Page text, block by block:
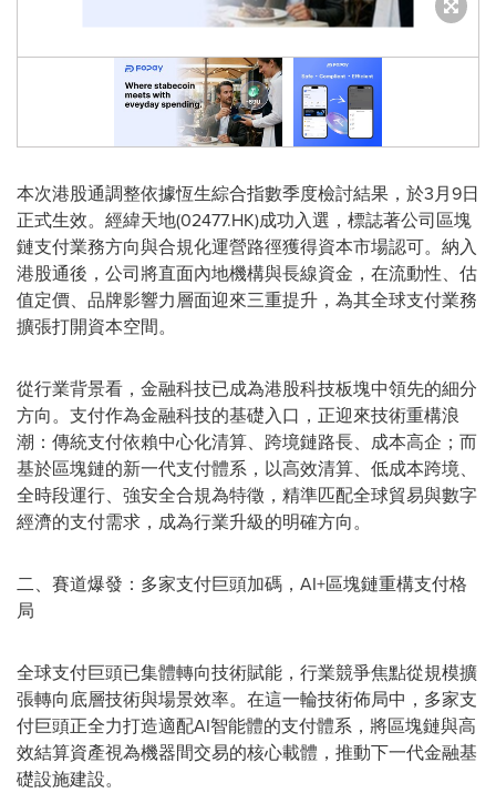
本次港股通調整依據恆生綜合指數季度檢討結果，於3月9日
正式生效。經緯天地(02477.HK)成功入選，標誌著公司區塊
鏈支付業務方向與合規化運營路徑獲得資本市場認可。納入
港股通後，公司將直面內地機構與長線資金，在流動性、估
值定價、品牌影響力層面迎來三重提升，為其全球支付業務
擴張打開資本空間。
從行業背景看，金融科技已成為港股科技板塊中領先的細分
方向。支付作為金融科技的基礎入口，正迎來技術重構浪
潮：傳統支付依賴中心化清算、跨境鏈路長、成本高企；而
基於區塊鏈的新一代支付體系，以高效清算、低成本跨境、
全時段運行、強安全合規為特徵，精準匹配全球貿易與數字
經濟的支付需求，成為行業升級的明確方向。
二、賽道爆發：多家支付巨頭加碼，AI+區塊鏈重構支付格
局
全球支付巨頭已集體轉向技術賦能，行業競爭焦點從規模擴
張轉向底層技術與場景效率。在這一輪技術佈局中，多家支
付巨頭正全力打造適配AI智能體的支付體系，將區塊鏈與高
效結算資產視為機器間交易的核心載體，推動下一代金融基
礎設施建設。